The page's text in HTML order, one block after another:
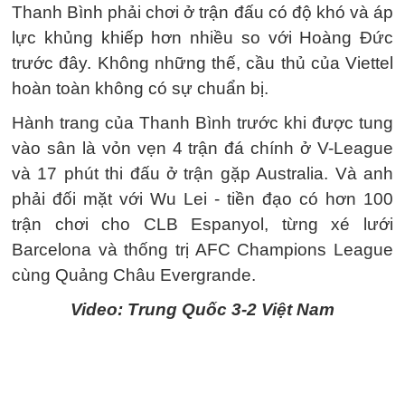
Thanh Bình phải chơi ở trận đấu có độ khó và áp
lực khủng khiếp hơn nhiều so với Hoàng Đức
trước đây. Không những thế, cầu thủ của Viettel
hoàn toàn không có sự chuẩn bị.
Hành trang của Thanh Bình trước khi được tung
vào sân là vỏn vẹn 4 trận đá chính ở V-League
và 17 phút thi đấu ở trận gặp Australia. Và anh
phải đối mặt với Wu Lei - tiền đạo có hơn 100
trận chơi cho CLB Espanyol, từng xé lưới
Barcelona và thống trị AFC Champions League
cùng Quảng Châu Evergrande.
Video: Trung Quốc 3-2 Việt Nam